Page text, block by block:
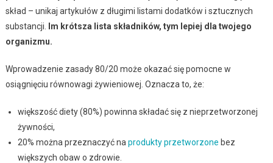
skład – unikaj artykułów z długimi listami dodatków i sztucznych
substancji.
Im krótsza lista składników, tym lepiej dla twojego
organizmu.
Wprowadzenie zasady 80/20 może okazać się pomocne w
osiągnięciu równowagi żywieniowej. Oznacza to, że:
większość diety (80%) powinna składać się z nieprzetworzonej
żywności,
20% można przeznaczyć na produkty przetworzone bez
większych obaw o zdrowie.